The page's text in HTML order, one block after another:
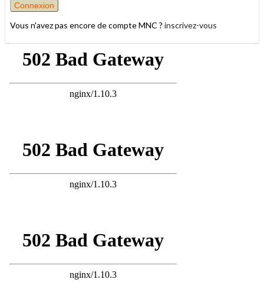
Vous n'avez pas encore de compte MNC ? inscrivez-vous